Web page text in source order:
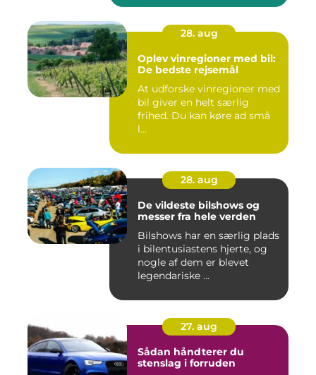
28. aug
Oplev vinregioner med bil:
De bedste rejsemål
At udforske vinregioner med
bil giver en helt særlig
frihed. Du kan køre ad små
l...
28. aug
De vildeste bilshows og
messer fra hele verden
Bilshows har en særlig plads
i bilentusiastens hjerte, og
nogle af dem er blevet
legendariske ...
27. aug
Sådan håndterer du
stenslag i forruden